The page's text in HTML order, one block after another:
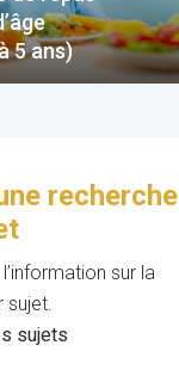
5 ans)
recherche
sur la
sujet.
sujets